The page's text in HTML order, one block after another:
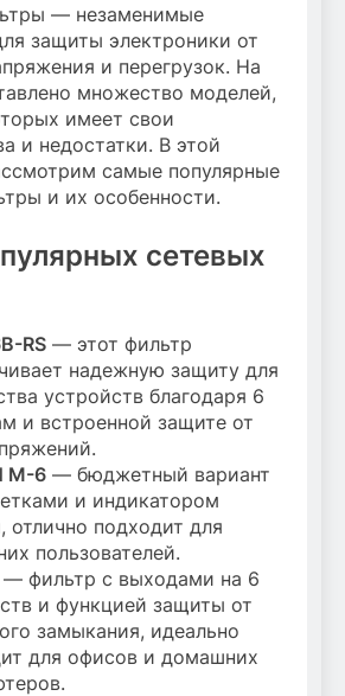
— незаменимые
защиты электроники от
и перегрузок. На
множество моделей,
имеет свои
и недостатки. В этой
самые популярные
и их особенности.
сетевых
RS — этот фильтр
надежную защиту для
устройств благодаря 6
и встроенной защите от
M-6 — бюджетный вариант
и индикатором
отлично подходит для
пользователей.
— фильтр с выходами на 6
и функцией защиты от
замыкания, идеально
для офисов и домашних